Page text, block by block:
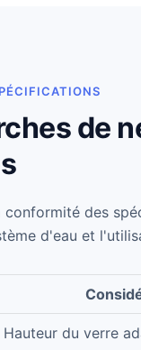
de
des
d'eau et
Hauteur du verre